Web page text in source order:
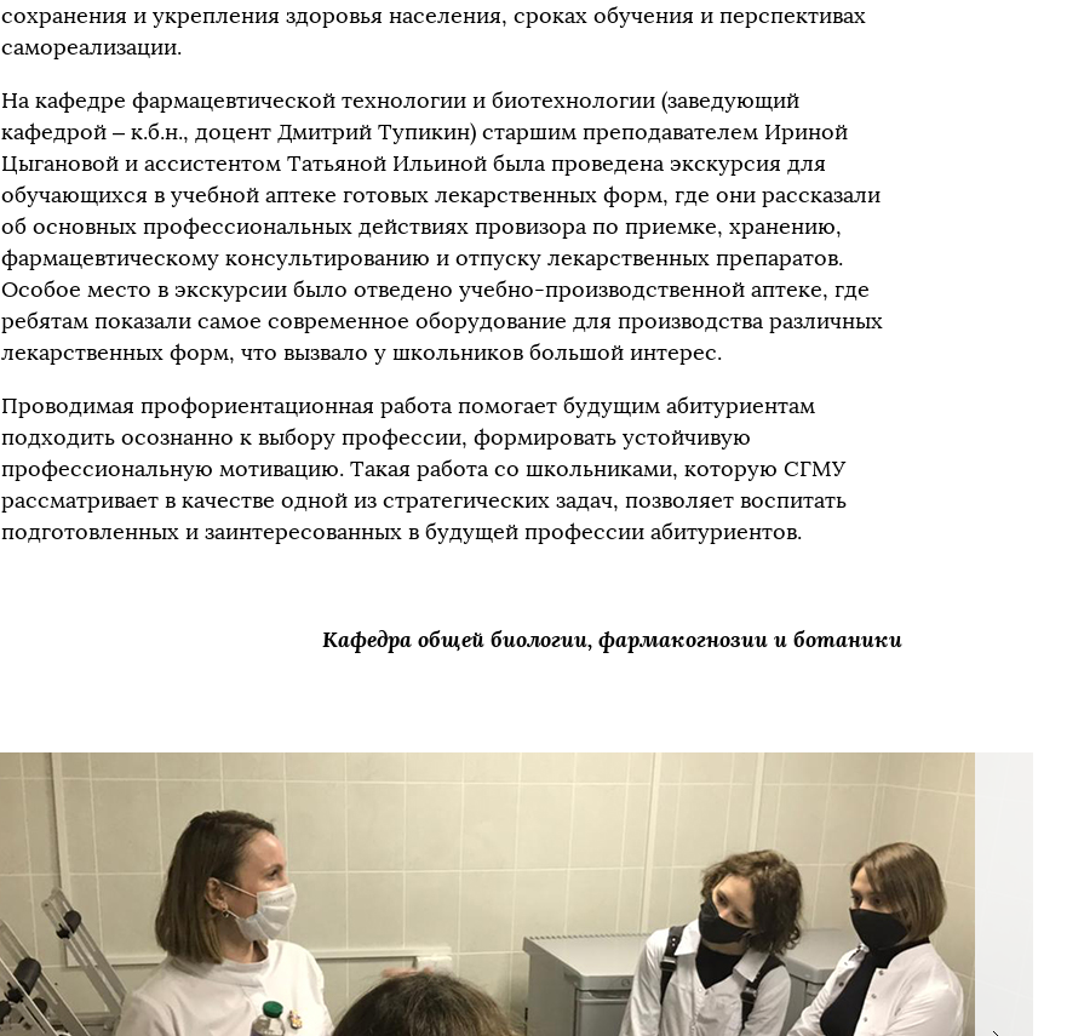
сохранения и укрепления здоровья населения, сроках обучения и перспективах
самореализации.
На кафедре фармацевтической технологии и биотехнологии (заведующий
кафедрой – к.б.н., доцент Дмитрий Тупикин) старшим преподавателем Ириной
Цыгановой и ассистентом Татьяной Ильиной была проведена экскурсия для
обучающихся в учебной аптеке готовых лекарственных форм, где они рассказали
об основных профессиональных действиях провизора по приемке, хранению,
фармацевтическому консультированию и отпуску лекарственных препаратов.
Особое место в экскурсии было отведено учебно-производственной аптеке, где
ребятам показали самое современное оборудование для производства различных
лекарственных форм, что вызвало у школьников большой интерес.
Проводимая профориентационная работа помогает будущим абитуриентам
подходить осознанно к выбору профессии, формировать устойчивую
профессиональную мотивацию. Такая работа со школьниками, которую СГМУ
рассматривает в качестве одной из стратегических задач, позволяет воспитать
подготовленных и заинтересованных в будущей профессии абитуриентов.
Кафедра общей биологии, фармакогнозии и ботаники